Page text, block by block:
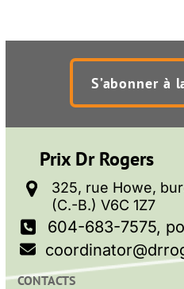
novembre 14,
S’abonner à
Prix Dr Rogers
325, rue Howe,
(C.-B.) V6C 1Z7
604-683-7575,
CONTACTS